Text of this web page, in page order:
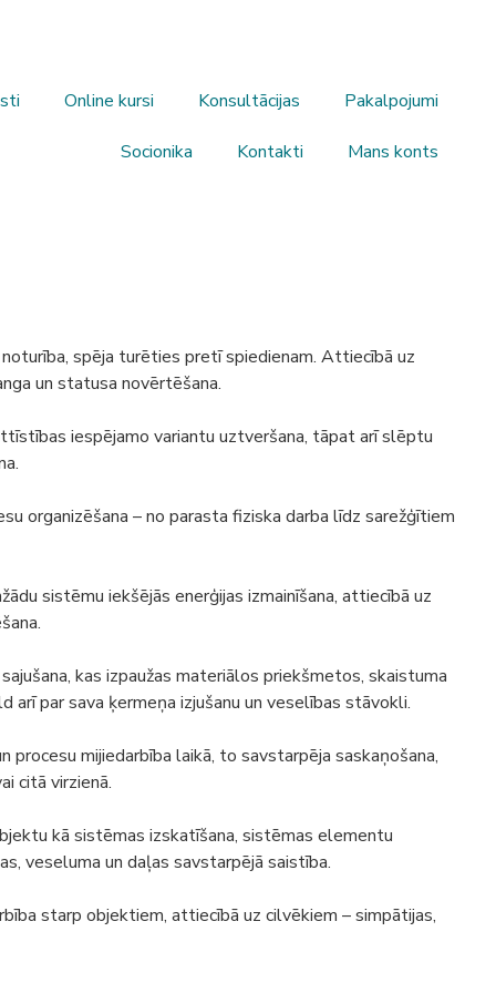
Online kursi Konsultācijas Pakalpojumi
Socionika Kontakti Mans konts
spēja turēties pretī spiedienam. Attiecībā uz
un statusa novērtēšana.
iespējamo variantu uztveršana, tāpat arī slēptu
organizēšana – no parasta fiziska darba līdz sarežģītiem
sistēmu iekšējās enerģijas izmainīšana, attiecībā uz
kas izpaužas materiālos priekšmetos, skaistuma
arī par sava ķermeņa izjušanu un veselības stāvokli.
procesu mijiedarbība laikā, to savstarpēja saskaņošana,
citā virzienā.
kā sistēmas izskatīšana, sistēmas elementu
veseluma un daļas savstarpējā saistība.
starp objektiem, attiecībā uz cilvēkiem – simpātijas,